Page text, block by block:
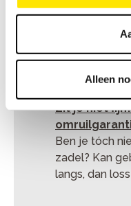
Alleen
Geef je fiets
gebreken op
eerste
Zit je niet
Ben je tóch
zadel? Kan
langs, dan